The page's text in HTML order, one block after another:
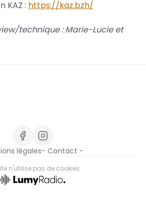
KAZ : https://kaz.bzh/
technique : Marie-Lucie et
légales- Contact -
n'utilise pas de cookies